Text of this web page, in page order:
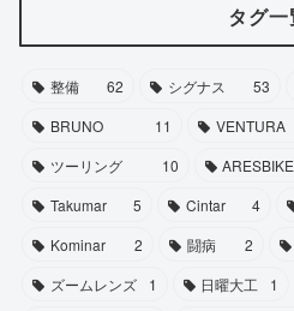
タグ一
整備 62 シグナス 53
BRUNO
11 VENTURA
ツーリング
10
Takumar
5 Cintar 4
Kominar
2 闘病 2
ズームレンズ
1 日曜大工 1